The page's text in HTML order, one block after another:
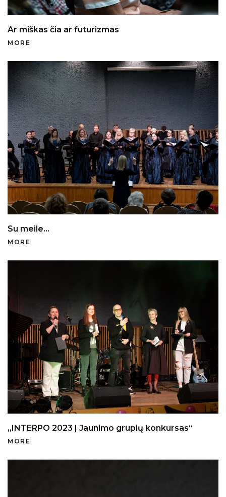
Gallery
2021
2023
2024
Ar miškas čia ar futurizmas
MORE
Su meile...
MORE
„INTERPO 2023 | Jaunimo grupių konkursas“
MORE